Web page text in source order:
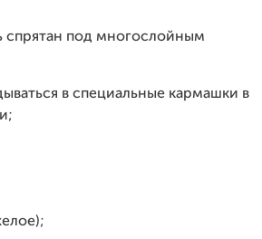
спрятан под многослойным
в специальные кармашки в